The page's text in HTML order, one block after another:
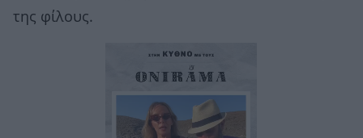
της φίλους.